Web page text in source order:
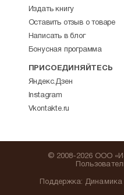
Издать книгу
Оставить отзыв о товаре
Написать в блог
Бонусная программа
ПРИСОЕДИНЯЙТЕСЬ
Яндекс.Дзен
Instagram
Vkontakte.ru
Поддержка: Динамика
© 2008-2026 ООО